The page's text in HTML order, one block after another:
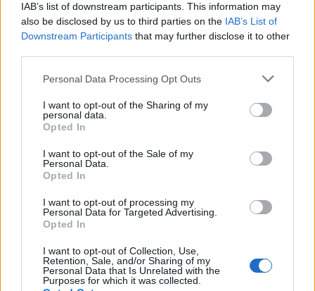
IAB’s list of downstream participants. This information may
also be disclosed by us to third parties on the IAB’s List of
Downstream Participants that may further disclose it to other
Personal Data Processing Opt Outs
I want to opt-out of the Sharing of my
personal data.
Opted In
I want to opt-out of the Sale of my
Personal Data.
Opted In
I want to opt-out of processing my
Personal Data for Targeted Advertising.
Opted In
I want to opt-out of Collection, Use,
Retention, Sale, and/or Sharing of my
Personal Data that Is Unrelated with the
Purposes for which it was collected.
Responder
ILDEFONSO
Publicado 20 de Mayo del 2010
ES CURISO... pero a la gente les gusta a nuestro LOGO... JEJEJE
bueno... YO SI ME SIENTO ORGULLOSO DE ESTAR EN ESTE FORO Y
EN EL CLUB.....no por estar....o por llevar la pegatina.... YO ME
SIENTO ORGULLOSO DE LOS AMIGOS QUE DIA A DIA HE IDO
HACIENDO A TODO LO LARGO DE LA GEOGRAFIA ESPAÑOLA....
CADA DIA tengo mas amigos en mas sitios... y solo espero a ser
mayor....jejej.. para poder visitarlos a todos....
es cierto..NUESTRO FORO GUSTA y cuando entras en el CLUB YA
NI TE CUENTO...